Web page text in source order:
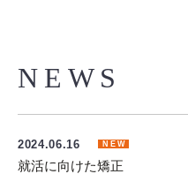
NEWS
2024.06.16
就活に向けた矯正